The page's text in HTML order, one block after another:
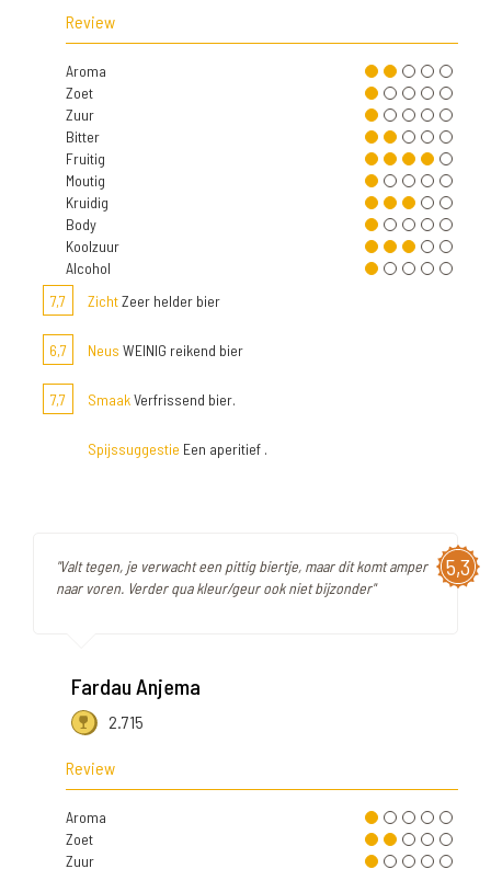
Review
Aroma
Zoet
Zuur
Bitter
Fruitig
Moutig
Kruidig
Body
Koolzuur
Alcohol
7,7
ZichtZeer helder bier
6,7 Neus WEINIG reikend bier
7,7 SmaakVerfrissend bier.
Spijssuggestie Een aperitief .
5,3
"Valt tegen, je verwacht een pittig biertje, maar dit komt amper
naar voren. Verder qua kleur/geur ook niet bijzonder"
Fardau Anjema
2.715
Review
Aroma
Zoet
Zuur